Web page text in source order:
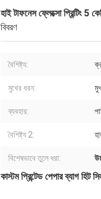
হাই টাফনেস ফ্লেক্সো প্রিন্টিং 5
বিবরণ
বৈশিষ্ট্য:
মুখের ধরন:
ব্যবহার:
বৈশিষ্ট্য 2:
বিশেষভাবে তুলে ধরা:
কাস্টম প্রিন্টেড পেপার ব্যাগ হিট